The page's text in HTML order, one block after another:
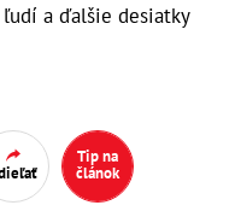
a ďalšie desiatky
Tip na
článok